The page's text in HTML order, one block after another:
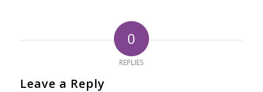
0
REPLIES
Leave a Reply